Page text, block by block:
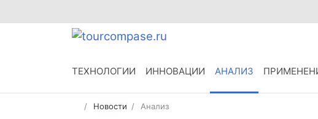
ТЕХНОЛОГИИ ИННОВАЦИИ АНАЛИЗ
Новости Анализ